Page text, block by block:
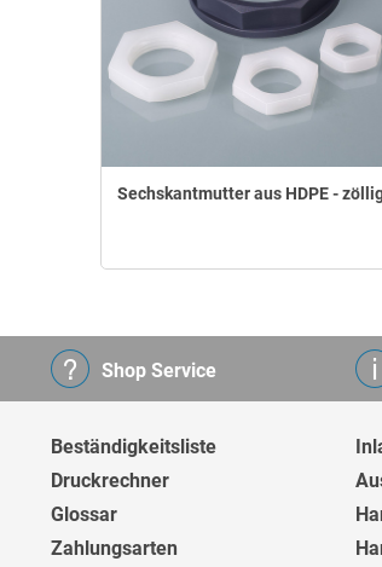
Sechskantmutter aus HDPE -
Shop Service
Beständigkeitsliste
Druckrechner
Glossar
Zahlungsarten